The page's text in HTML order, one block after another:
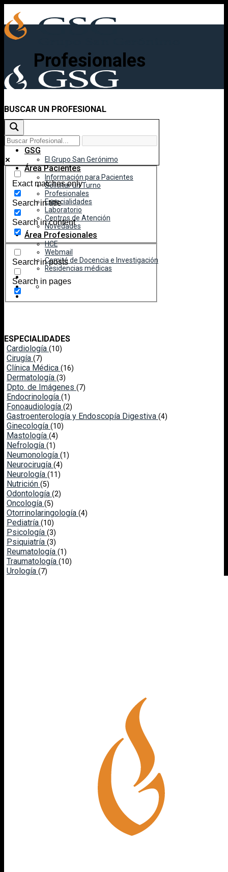
content
Inicio
GSG
El Grupo San Gerónimo
Área Pacientes
Información para Pacientes
Solicitar un Turno
Profesionales
Especialidades
Laboratorio
Centros de Atención
Novedades
Área Profesionales
HCE
Webmail
Comité de Docencia e Investigación
Residencias médicas
Profesionales
BUSCAR UN PROFESIONAL
Exact matches only
Search in title
Search in content
Search in posts
Search in pages
ESPECIALIDADES
Cardiología (10)
Cirugía (7)
Clínica Médica (16)
Dermatología (3)
Dpto. de Imágenes (7)
Endocrinología (1)
Fonoaudiología (2)
Gastroenterología y Endoscopía Digestiva (4)
Ginecología (10)
Mastología (4)
Nefrología (1)
Neumonología (1)
Neurocirugía (4)
Neurología (11)
Nutrición (5)
Odontología (2)
Oncología (5)
Otorrinolaringología (4)
Pediatría (10)
Psicología (3)
Psiquiatría (3)
Reumatología (1)
Traumatología (10)
Urología (7)